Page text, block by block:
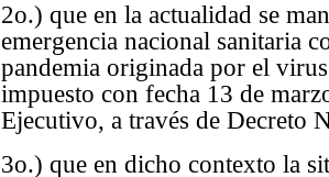
2o.) que en la actualidad se
emergencia nacional sanitaria
pandemia originada por el
impuesto con fecha 13 de
Ejecutivo, a través de Decreto
3o.) que en dicho contexto la